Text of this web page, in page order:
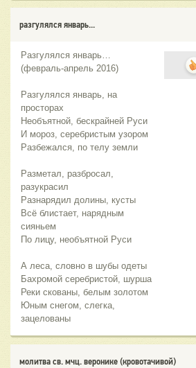
разгулялся январь...
Разгулялся январь…
(февраль-апрель 2016)
Разгулялся январь, на
просторах
Необъятной, бескрайней Руси
И мороз, серебристым узором
Разбежался, по телу земли
Разметал, разбросал,
разукрасил
Разнарядил долины, кусты
Всё блистает, нарядным
сияньем
По лицу, необъятной Руси
А леса, словно в шубы одеты
Бахромой серебристой, шурша
Реки скованы, белым золотом
Юным снегом, слегка,
зацелованы
молитва св. мчц. веронике (кровотачивой)